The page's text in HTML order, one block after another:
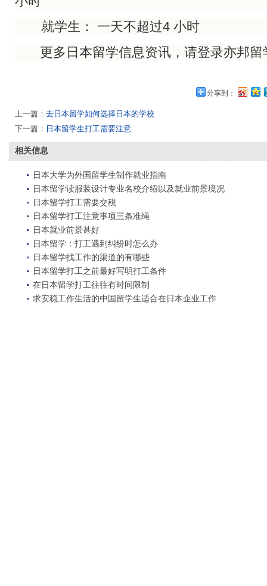
就学生： 一天不超过4 小时
更多日本留学信息资讯，请登录亦邦留
分享到：
上一篇： 去日本留学如何选择日本的学校
下一篇： 日本留学生打工需要注意
相关信息
日本大学为外国留学生制作就业指南
日本留学读服装设计专业名校介绍以及就业前景境况
日本留学打工需要交税
日本留学打工注意事项三条准绳
日本就业前景甚好
日本留学：打工遇到纠纷时怎么办
日本留学找工作的渠道的有哪些
日本留学打工之前最好写明打工条件
在日本留学打工往往有时间限制
求安稳工作生活的中国留学生适合在日本企业工作